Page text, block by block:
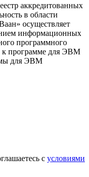
аккредитованных
в области
осуществляет
информационных
программного
к программе для ЭВМ
для ЭВМ
с условиями